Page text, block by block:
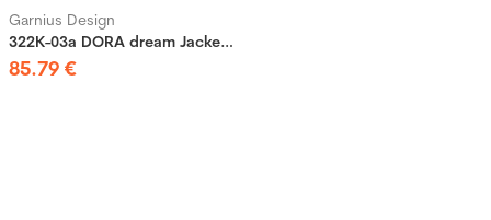
Garnius Design
322K-03a DORA dream Jacke Kupfer
85.79 €